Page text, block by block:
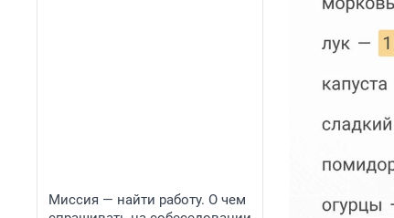
Миссия — найти работу. О чем